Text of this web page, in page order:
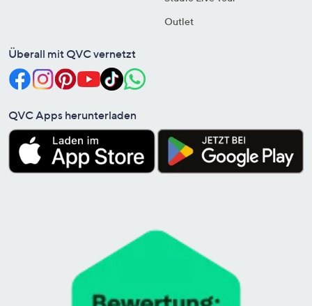
Outlet
Überall mit QVC vernetzt
QVC Apps herunterladen